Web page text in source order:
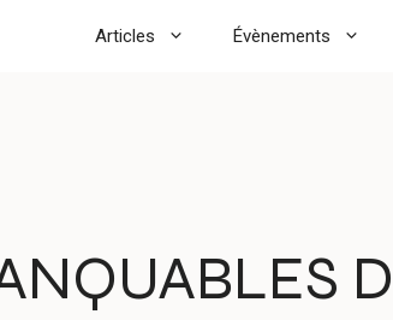
Articles Évènements